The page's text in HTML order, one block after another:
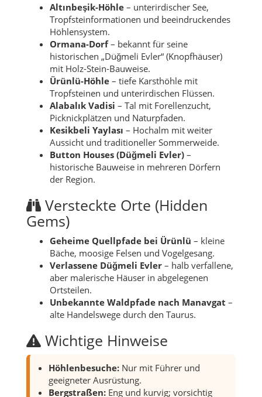
Altınbeşik-Höhle – unterirdischer See,
Tropfsteinformationen und beeindruckendes
Höhlensystem.
Ormana-Dorf– bekannt für seine
historischen „Düğmeli Evler“ (Knopfhäuser)
mit Holz-Stein-Bauweise.
Ürünlü-Höhle – tiefe Karsthöhle mit
Tropfsteinen und unterirdischen Flüssen.
Alabalık Vadisi – Tal mit Forellenzucht,
Picknickplätzen und Naturpfaden.
Kesikbeli Yaylası – Hochalm mit weiter
Aussicht und traditioneller Sommerweide.
Button Houses (Düğmeli Evler) –
historische Bauweise in mehreren Dörfern
der Region.
Versteckte Orte (Hidden
Gems)
Geheime Quellpfade bei Ürünlü – kleine
Bäche, moosige Felsen und Vogelgesang.
Verlassene Düğmeli Evler – halb verfallene,
aber malerische Häuser in abgelegenen
Ortsteilen.
Unbekannte Waldpfade nach Manavgat –
alte Handelswege durch den Taurus.
Wichtige Hinweise
Höhlenbesuche: Nur mit Führer und
geeigneter Ausrüstung.
Bergstraßen: Eng und kurvig; vorsichtig